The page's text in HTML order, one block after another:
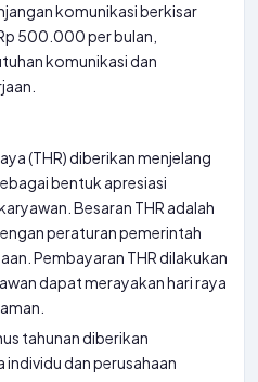
komunikasi berkisar
500.000 per bulan,
komunikasi dan
(THR) diberikan menjelang
bentuk apresiasi
Besaran THR adalah
peraturan pemerintah
Pembayaran THR dilakukan
dapat merayakan hari raya
tahunan diberikan
dan perusahaan